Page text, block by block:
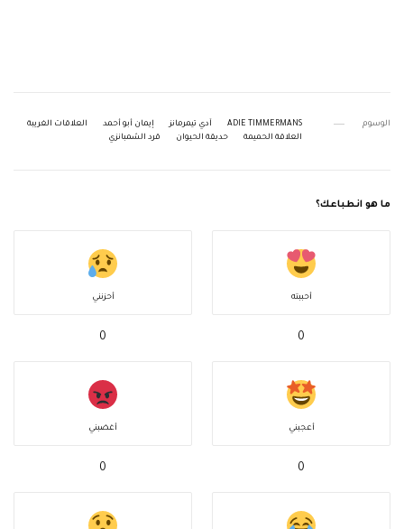
الوسوم ADIE TIMMERMANS آدي تيمرمانز إيمان أبو أحمد
العلاقات الغريبة
العلاقة الحميمة
حديقة الحيوان قرد الشمبانزي
ما هو انطباعك؟
أحببته
0
أحزنني
0
أعجبني
0
أغضبني
0